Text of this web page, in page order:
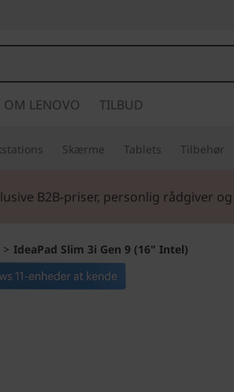
OM LENOVO TILBUD
Skærme Tablets Tilbehør
B2B-priser, personlig rådgiver
> IdeaPad Slim 3i Gen 9 (16" Intel)